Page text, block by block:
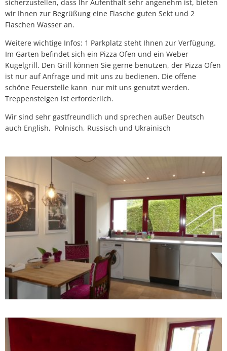
sicherzustellen, dass Ihr Aufenthalt sehr angenehm ist, bieten
wir Ihnen zur Begrüßung eine Flasche guten Sekt und 2
Flaschen Wasser an.
Weitere wichtige Infos: 1 Parkplatz steht Ihnen zur Verfügung.
Im Garten befindet sich ein Pizza Ofen und ein Weber
Kugelgrill. Den Grill können Sie gerne benutzen, der Pizza Ofen
ist nur auf Anfrage und mit uns zu bedienen. Die offene
schöne Feuerstelle kann nur mit uns genutzt werden.
Treppensteigen ist erforderlich.
Wir sind sehr gastfreundlich und sprechen außer Deutsch
auch English, Polnisch, Russisch und Ukrainisch